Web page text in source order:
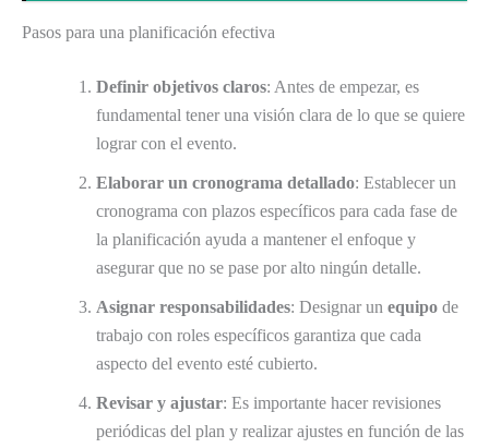
Pasos para una planificación efectiva
Definir objetivos claros: Antes de empezar, es
fundamental tener una visión clara de lo que se quiere
lograr con el evento.
Elaborar un cronograma detallado: Establecer un
cronograma con plazos específicos para cada fase de
la planificación ayuda a mantener el enfoque y
asegurar que no se pase por alto ningún detalle.
Asignar responsabilidades: Designar un equipo de
trabajo con roles específicos garantiza que cada
aspecto del evento esté cubierto.
Revisar y ajustar: Es importante hacer revisiones
periódicas del plan y realizar ajustes en función de las